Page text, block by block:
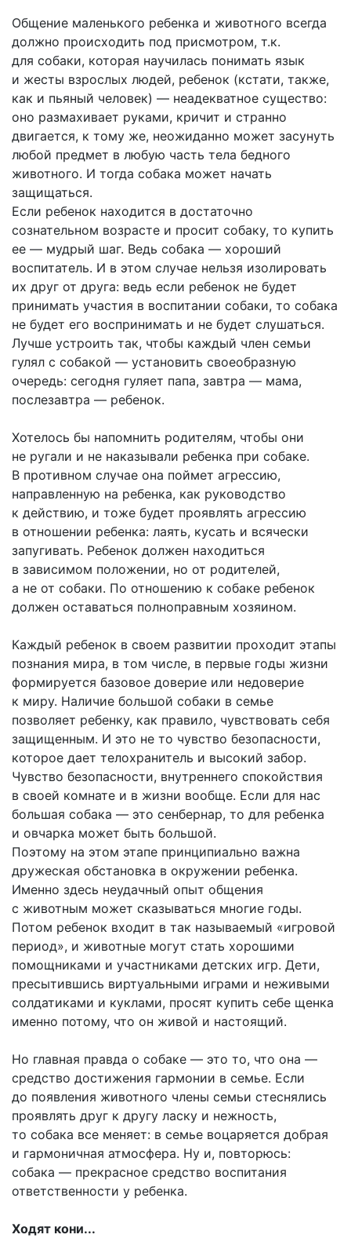
Общение маленького ребенка и животного всегда
должно происходить под присмотром, т.к.
для собаки, которая научилась понимать язык
и жесты взрослых людей, ребенок (кстати, также,
как и пьяный человек) — неадекватное существо:
оно размахивает руками, кричит и странно
двигается, к тому же, неожиданно может засунуть
любой предмет в любую часть тела бедного
животного. И тогда собака может начать
защищаться.
Если ребенок находится в достаточно
сознательном возрасте и просит собаку, то купить
ее — мудрый шаг. Ведь собака — хороший
воспитатель. И в этом случае нельзя изолировать
их друг от друга: ведь если ребенок не будет
принимать участия в воспитании собаки, то собака
не будет его воспринимать и не будет слушаться.
Лучше устроить так, чтобы каждый член семьи
гулял с собакой — установить своеобразную
очередь: сегодня гуляет папа, завтра — мама,
послезавтра — ребенок.
Хотелось бы напомнить родителям, чтобы они
не ругали и не наказывали ребенка при собаке.
В противном случае она поймет агрессию,
направленную на ребенка, как руководство
к действию, и тоже будет проявлять агрессию
в отношении ребенка: лаять, кусать и всячески
запугивать. Ребенок должен находиться
в зависимом положении, но от родителей,
а не от собаки. По отношению к собаке ребенок
должен оставаться полноправным хозяином.
Каждый ребенок в своем развитии проходит этапы
познания мира, в том числе, в первые годы жизни
формируется базовое доверие или недоверие
к миру. Наличие большой собаки в семье
позволяет ребенку, как правило, чувствовать себя
защищенным. И это не то чувство безопасности,
которое дает телохранитель и высокий забор.
Чувство безопасности, внутреннего спокойствия
в своей комнате и в жизни вообще. Если для нас
большая собака — это сенбернар, то для ребенка
и овчарка может быть большой.
Поэтому на этом этапе принципиально важна
дружеская обстановка в окружении ребенка.
Именно здесь неудачный опыт общения
с животным может сказываться многие годы.
Потом ребенок входит в так называемый «игровой
период», и животные могут стать хорошими
помощниками и участниками детских игр. Дети,
пресытившись виртуальными играми и неживыми
солдатиками и куклами, просят купить себе щенка
именно потому, что он живой и настоящий.
Но главная правда о собаке — это то, что она —
средство достижения гармонии в семье. Если
до появления животного члены семьи стеснялись
проявлять друг к другу ласку и нежность,
то собака все меняет: в семье воцаряется добрая
и гармоничная атмосфера. Ну и, повторюсь:
собака — прекрасное средство воспитания
ответственности у ребенка.
Ходят кони...